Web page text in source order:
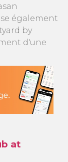
également
by
d'une
at